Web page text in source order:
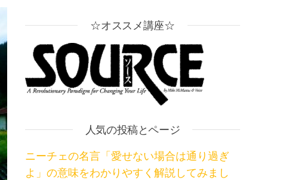
☆オススメ講座☆
人気の投稿とページ
ニーチェの名言「愛せない場合は通り過ぎ
よ」の意味をわかりやすく解説してみまし